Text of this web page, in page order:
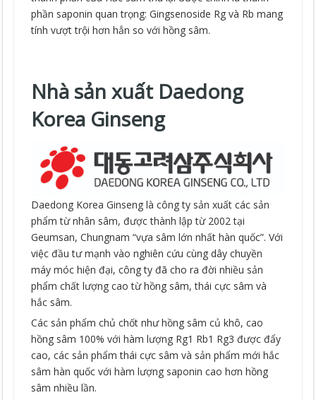
phần saponin quan trọng: Gingsenoside Rg và Rb mang
tính vượt trội hơn hẳn so với hồng sâm.
Nhà sản xuất Daedong
Korea Ginseng
Daedong Korea Ginseng là công ty sản xuất các sản
phẩm từ nhân sâm, được thành lập từ 2002 tại
Geumsan, Chungnam “vựa sâm lớn nhất hàn quốc”. Với
việc đầu tư mạnh vào nghiên cứu cùng dây chuyền
máy móc hiện đại, công ty đã cho ra đời nhiều sản
phẩm chất lượng cao từ hồng sâm, thái cực sâm và
hắc sâm.
Các sản phẩm chủ chốt như hồng sâm củ khô, cao
hồng sâm 100% với hàm lượng Rg1 Rb1 Rg3 được đẩy
cao, các sản phẩm thái cực sâm và sản phẩm mới hắc
sâm hàn quốc với hàm lượng saponin cao hơn hồng
sâm nhiều lần.